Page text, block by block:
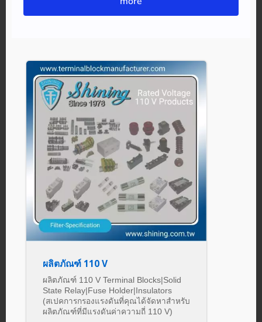
ผลิตภัณฑ์ 110 V
ผลิตภัณฑ์ 110 V Terminal Blocks|Solid
State Relay|Fuse Holder|Insulators
(สเปคการกรองแรงดันที่คุณได้จัดหาสำหรับ
ผลิตภัณฑ์ที่มีแรงดันค่าความถี่ 110 V)